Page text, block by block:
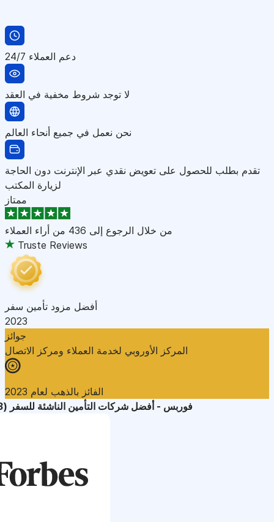
دعم العملاء 24/7
لا توجد شروط مخفية في العقد
نحن نعمل في جميع أنحاء العالم
تقدم بطلب للحصول على تعويض نقدي عبر الإنترنت دون الحاجة
لزيارة المكتب
ممتاز
من خلال الرجوع إلى 436 من أراء العملاء
Truste Reviews
أفضل مزود تأمين سفر
2023
جوائز
المركز الأوروبي لخدمة العملاء ومركز الاتصال
الفائز بالذهب لعام 2023
فوربس - أفضل شركات التأمين الناشئة للسفر (2023)